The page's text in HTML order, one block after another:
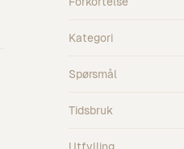
Kategori
Spørsmål
Tidsbruk
Utfylling